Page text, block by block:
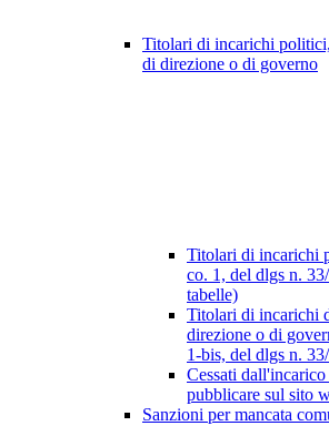
Titolari di incarichi
di direzione o di governo
Titolari di incarichi
co. 1, del dlgs n.
tabelle)
Titolari di incarichi
direzione o di
1-bis, del dlgs n.
Cessati
pubblicare sul sito
Sanzioni per mancata